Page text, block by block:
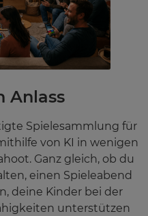
Anlass
Spielesammlung für
von KI in wenigen
Ganz gleich, ob du
einen Spieleabend
deine Kinder bei der
unterstützen